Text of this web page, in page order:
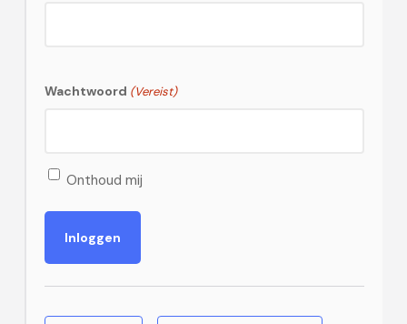
Wachtwoord (Vereist)
Onthoud mij